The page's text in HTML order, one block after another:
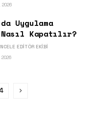
2026
Uygulama
Kapatılır?
EDITÖR EKIBI
2026